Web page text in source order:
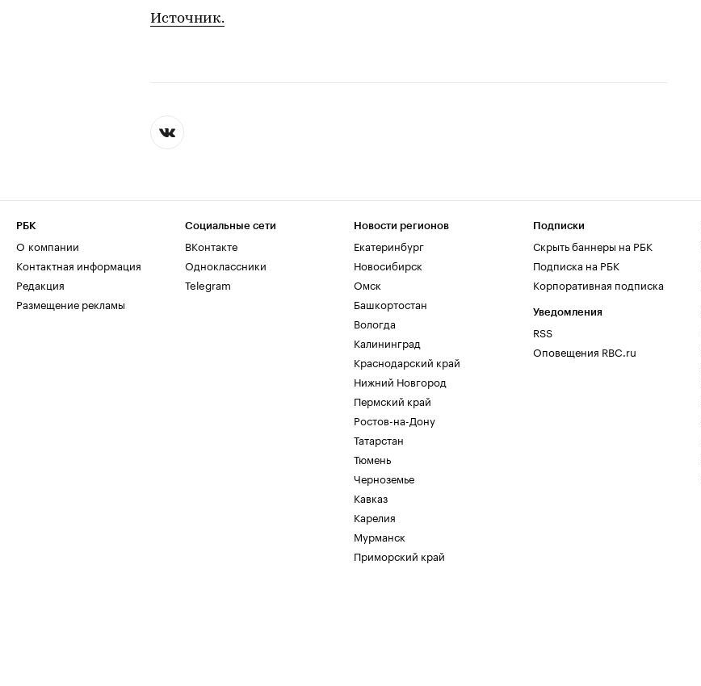
Источник.
РБК
О компании
Контактная информация
Редакция
Размещение рекламы
Социальные сети
ВКонтакте
Одноклассники
Telegram
Новости регионов
Екатеринбург
Новосибирск
Омск
Башкортостан
Вологда
Калининград
Краснодарский край
Нижний Новгород
Пермский край
Ростов-на-Дону
Татарстан
Тюмень
Черноземье
Кавказ
Карелия
Мурманск
Приморский край
Подписки
Скрыть баннеры на РБК
Подписка на РБК
Корпоративная подписка
Уведомления
RSS
Оповещения RBC.ru